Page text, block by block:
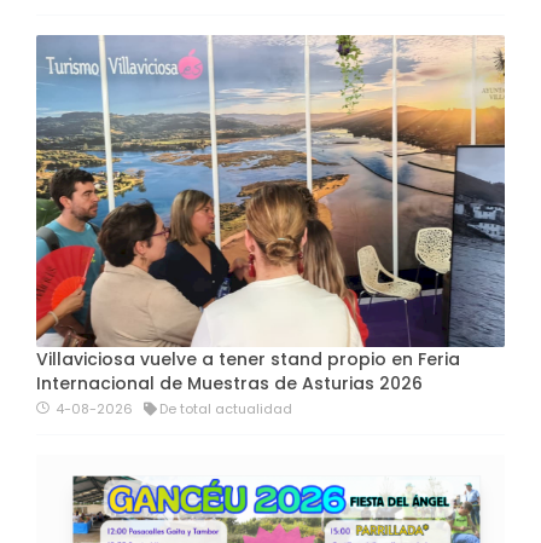
Villaviciosa vuelve a tener stand propio en Feria
Internacional de Muestras de Asturias 2026
4-08-2026 De total actualidad